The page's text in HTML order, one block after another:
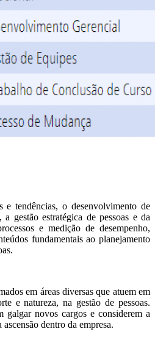
e tendências, o desenvolvimento de
gestão estratégica de pessoas e da
e medição de desempenho,
fundamentais ao planejamento
em áreas diversas que atuem em
e natureza, na gestão de pessoas.
galgar novos cargos e considerem a
dentro da empresa.